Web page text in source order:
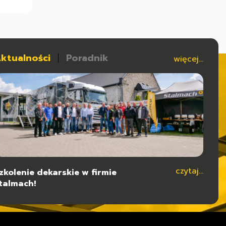
Poradnik więcej...
dekarskie w firmie
czytaj...
konstrukcji dla hal stalowych czytaj...